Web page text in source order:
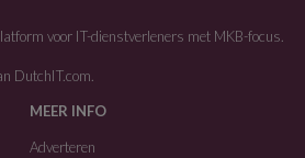
voor IT-dienstverleners met MKB-focus.
DutchIT.com.
MEER INFO
Adverteren